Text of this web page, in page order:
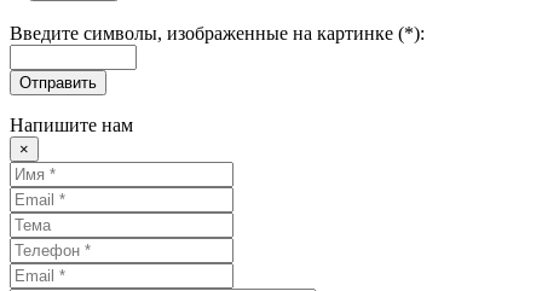
Введите символы, изображенные на картинке (*):
Отправить
Напишите нам
×